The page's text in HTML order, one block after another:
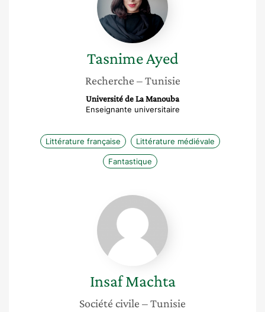
TasnimeAyed
Recherche – Tunisie
Université de La Manouba
Enseignante universitaire
Littérature française Littérature médiévale
Fantastique
Insaf
Machta
Insaf Machta
Société civile – Tunisie